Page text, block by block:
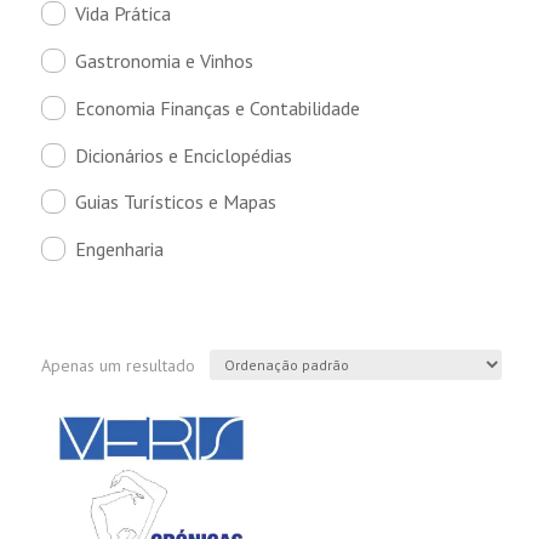
Vida Prática
Gastronomia e Vinhos
Economia Finanças e Contabilidade
Dicionários e Enciclopédias
Guias Turísticos e Mapas
Engenharia
Apenas um resultado